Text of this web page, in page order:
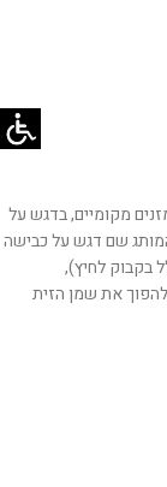
מקומיים, בדגש על
שם דגש על כבישה
בקבוק לחיץ),
להפוך את שמן הזית